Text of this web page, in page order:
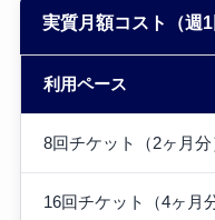
実質月額コスト（週1
利用ペース
8回チケット（2ヶ月分
16回チケット（4ヶ月